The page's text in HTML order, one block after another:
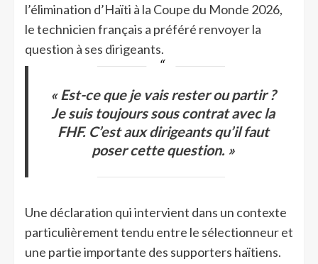
l’élimination d’Haïti à la Coupe du Monde 2026,
le technicien français a préféré renvoyer la
question à ses dirigeants.
« Est-ce que je vais rester ou partir ?
Je suis toujours sous contrat avec la
FHF. C’est aux dirigeants qu’il faut
poser cette question. »
Une déclaration qui intervient dans un contexte
particulièrement tendu entre le sélectionneur et
une partie importante des supporters haïtiens.